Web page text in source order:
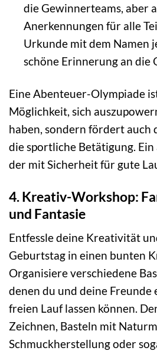
die Gewinnerteams, aber
Anerkennungen für alle
Urkunde mit dem Namen
schöne Erinnerung an die
Eine Abenteuer-Olympiade
Möglichkeit, sich
haben, sondern fördert auch
die sportliche Betätigung.
der mit Sicherheit für gute
4. Kreativ-Workshop:
und Fantasie
Entfessle deine Kreativität
Geburtstag in einen bunten
Organisiere verschiedene
denen du und deine Freunde
freien Lauf lassen können.
Zeichnen, Basteln mit
Schmuckherstellung oder